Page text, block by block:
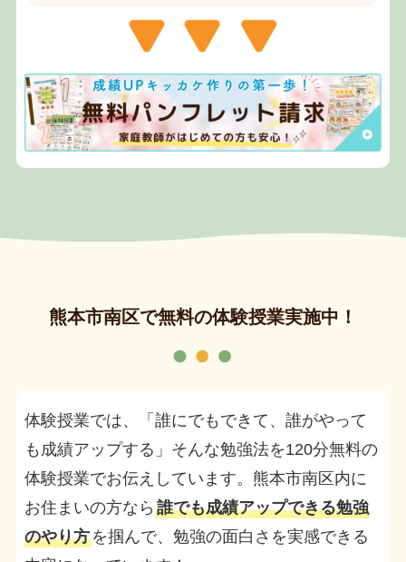
熊本市南区で無料の体験授業実施中！
体験授業では、「誰にでもできて、誰がやって
も成績アップする」そんな勉強法を120分無料の
体験授業でお伝えしています。熊本市南区内に
お住まいの方なら 誰でも成績アップできる勉強
のやり方を掴んで、勉強の面白さを実感できる